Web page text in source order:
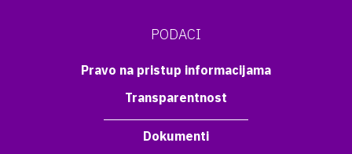
PODACI
Pravo na pristup informacijama
Transparentnost
Dokumenti